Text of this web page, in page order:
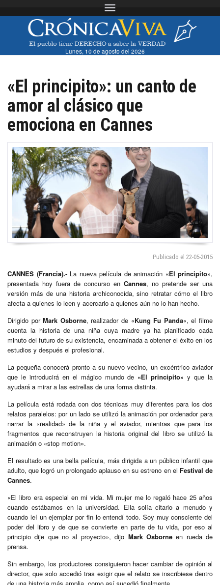
Toggle navigation
Lunes, 10 de agosto del 2026
«El principito»: un canto de
amor al clásico que
emociona en Cannes
Publicado el 22-05-2015
CANNES (Francia).-La nueva película de animación «El principito»,
presentada hoy fuera de concurso en Cannes, no pretende ser una
versión más de una historia archiconocida, sino retratar cómo el libro
afecta a quienes lo leen y acercarlo a quienes aún no lo han hecho.
Dirigido porMark Osborne, realizador de «Kung Fu Panda«, el filme
cuenta la historia de una niña cuya madre ya ha planificado cada
minuto del futuro de su existencia, encaminada a obtener el éxito en los
estudios y después el profesional.
La pequeña conocerá pronto a su nuevo vecino, un excéntrico aviador
que le introducirá en el mágico mundo de «El principito» y que la
ayudará a mirar a las estrellas de una forma distinta.
La película está rodada con dos técnicas muy diferentes para los dos
relatos paralelos: por un lado se utilizó la animación por ordenador para
narrar la «realidad» de la niña y el aviador, mientras que para los
fragmentos que reconstruyen la historia original del libro se utilizó la
animación o «stop motion».
El resultado es una bella película, más dirigida a un público infantil que
adulto, que logró un prolongado aplauso en su estreno en el Festival de
Cannes.
«El libro era especial en mi vida. Mi mujer me lo regaló hace 25 años
cuando estábamos en la universidad. Ella solía citarlo a menudo y
cuando leí un ejemplar por fin lo entendí todo. Soy muy consciente del
poder del libro y de que se convierte en parte de tu vida, por eso al
principio dije que no al proyecto», dijo Mark Osborneen rueda de
prensa.
Sin embargo, los productores consiguieron hacer cambiar de opinión al
director, que solo accedió tras exigir que el relato se inscribiese dentro